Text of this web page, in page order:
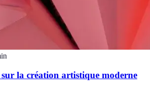
la création artistique moderne